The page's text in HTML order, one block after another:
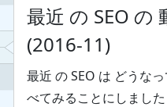
最近 の SEO の
(2016-11)
最近 の SEO は どうな
べてみることにしまし